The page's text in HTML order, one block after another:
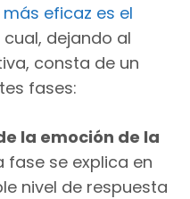
eficaz es el
cual, dejando al
consta de un
fases:
la emoción de la
fase se explica en
nivel de respuesta